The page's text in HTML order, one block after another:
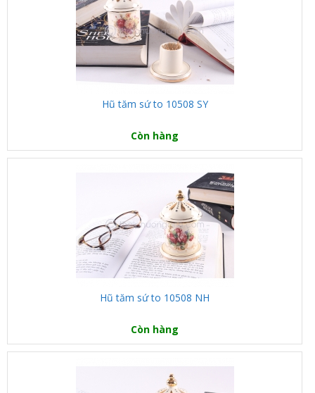
Hũ tăm sứ to 10508 SY
Còn hàng
Hũ tăm sứ to 10508 NH
Còn hàng